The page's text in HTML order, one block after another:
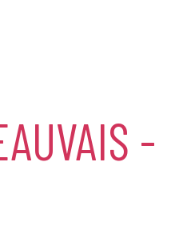
-